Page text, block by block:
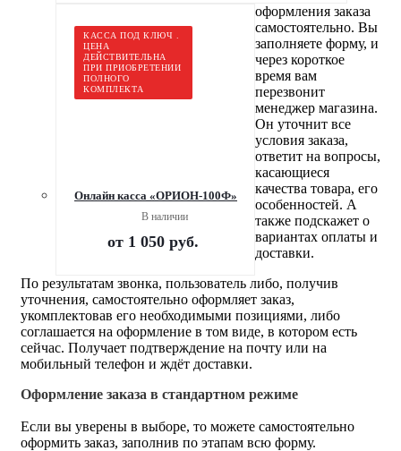
КАССА ПОД КЛЮЧ .
ЦЕНА
ДЕЙСТВИТЕЛЬНА
ПРИ ПРИОБРЕТЕНИИ
ПОЛНОГО
КОМПЛЕКТА
Онлайн касса «ОРИОН-100Ф»
В наличии
от 1 050 руб.
оформления заказа
самостоятельно. Вы
заполняете форму, и
через короткое
время вам
перезвонит
менеджер магазина.
Он уточнит все
условия заказа,
ответит на вопросы,
касающиеся
качества товара, его
особенностей. А
также подскажет о
вариантах оплаты и
доставки.
По результатам звонка, пользователь либо, получив
уточнения, самостоятельно оформляет заказ,
укомплектовав его необходимыми позициями, либо
соглашается на оформление в том виде, в котором есть
сейчас. Получает подтверждение на почту или на
мобильный телефон и ждёт доставки.
Оформление заказа в стандартном режиме
Если вы уверены в выборе, то можете самостоятельно
оформить заказ, заполнив по этапам всю форму.